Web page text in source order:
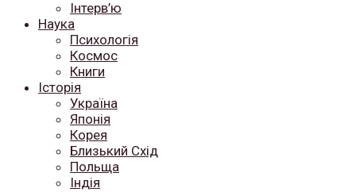
Інтерв’ю
Наука
Психологія
Космос
Книги
Історія
Україна
Японія
Корея
Близький Схід
Польща
Індія